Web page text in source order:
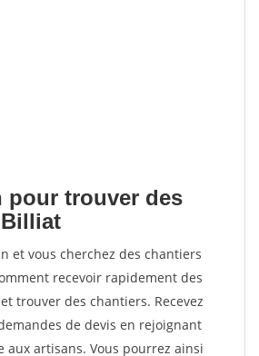
pour trouver des
et vous cherchez des chantiers
recevoir rapidement des
trouver des chantiers. Recevez
de devis en rejoignant
aux artisans. Vous pourrez ainsi